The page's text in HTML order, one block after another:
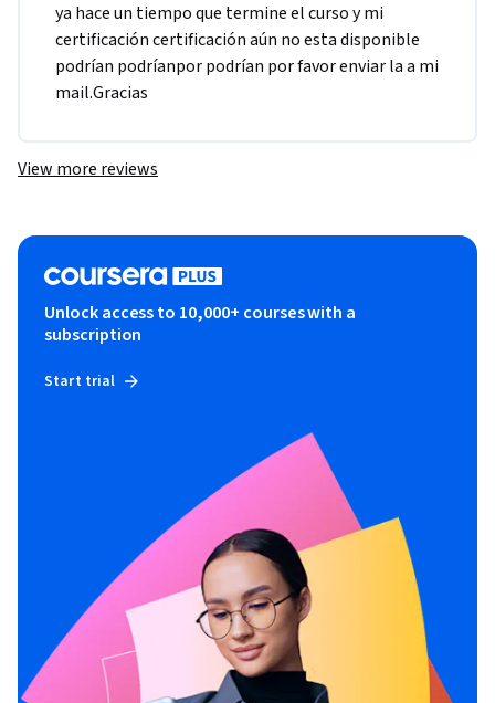
ya hace un tiempo que termine el curso y mi
certificación certificación aún no esta disponible
podrían podríanpor podrían por favor enviar la a mi
mail.Gracias
View more reviews
Unlock access to 10,000+ courses with a
subscription
Start trial